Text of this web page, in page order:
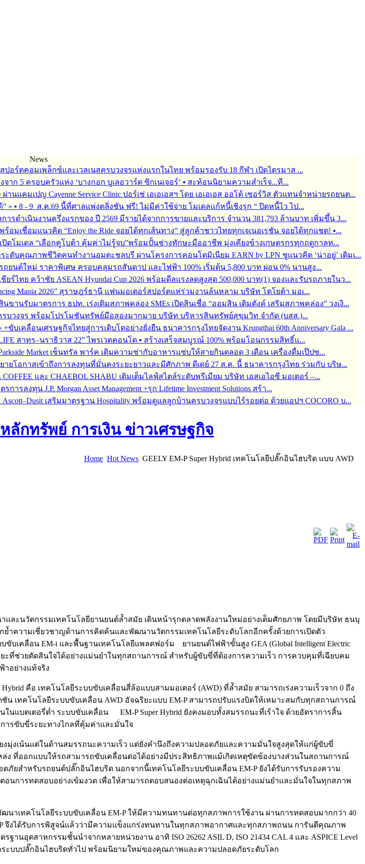
News
สปอร์ตคอมเพล็กซ์และเวลเนสครบวงจรแห่งแรกในไทย พร้อมรองรับ 18 กีฬา เปิดไตรมาส ...
จาก 5 ครอบครัวแห่ง ‘บางกอก บูเลอวาร์ด ซิกเนเจอร์’ ▪︎ สะท้อนนิยามความสำเร็จ...ที...
ผ่านแคมเปญ Cayenne Service Clinic ปอร์เช่ เอเอเอสฯ โดย เอเอเอส ออโต้ เซอร์วิส ตัวแทนจำหน่ายรถยนต...
” » ▪︎ 8 - 9 ส.ค.69 นี้ที่ศาลแพ่งตลิ่งชัน ฟรี! ไม่มีค่าใช้จ่าย โมเดลแก้หนี้เชิงรุก “ ปิดหนี้ไว ไป...
การดำเนินงานครึ่งแรกของ ปี 2569 มีรายได้จากการขายและบริการ จำนวน 381,793 ล้านบาท เพิ่มขึ้น 3...
ร้อมเชื่อมแนวคิด “Enjoy the Ride จอยได้ทุกเส้นทาง” สู่ลูกค้าชาวไทยทุกเจเนอเรชัน จอยได้ทุกแชต! ▪...
เปิดโมเดล “เลือกคูโบต้า คุ้มค่าไม่รู้จบ”พร้อมปั้นช่างทักษะมืออาชีพ มุ่งเคียงข้างเกษตรกรทุกฤดูกาลท...
ระดับคุณภาพชีวิตคนทำงานอมตะชลบุรี ผ่านโครงการคอนโดมิเนียม EARN by LPN ชูแนวคิด ‘น่าอยู่’ เติมเ...
ยนต์ใหม่ ราคาพิเศษ ครอบคลุมรถสันดาป และไฟฟ้า 100% เริ่มต้น 5,800 บาท ผ่อน 0% นานสูง...
ชียร์ไทย คว้าชัย ASEAN Hyundai Cup 2026 พร้อมดีลแรงลดสูงสุด 500,000 บาท(1) จองและรับรถภายในว...
Mania 2026” สุราษฎร์ธานี แฟนมอเตอร์สปอร์ตแห่ร่วมงานล้นหลาม บริษัท โตโยต้า มอเ...
นขานรับมาตรการ ธปท. เร่งเติมสภาพคล่อง SMEs เปิดสินเชื่อ “ออมสิน เติมตังค์ เสริมสภาพคล่อง” วงเงิ...
รบวงจร พร้อมโปรโมชันทรัพย์มือสองมากมาย บริษัท บริหารสินทรัพย์สุขุมวิท จำกัด (บสส.)...
+ขับเคลื่อนเศรษฐกิจไทยสู่การเติบโตอย่างยั่งยืน ธนาคารกรุงไทยจัดงาน Krungthai 60th Anniversary Gala ...
สาทร–นราธิวาส 22” ไพรเวตคอนโด ▪︎ สร้างเสร็จสมบูรณ์ 100% พร้อมโอนกรรมสิทธิ์แ...
Market เซ็นทรัล พาร์ค เติมความซ่ากับอาหารแซ่บให้สายกินตลอด 3 เดือน เครื่องดื่มเป๊ปซ...
ายโอกาสเข้าถึงการลงทุนที่มั่นคงระยะยาวและมีศักภาพ ดีเดย์ 27 ส.ค. นี้ ธนาคารกรุงไทย ร่วมกับ บริษ...
COFFEE และ CHAEBOL SHABU เติมเต็มไลฟ์สไตล์ระดับพรีเมียม บริษัท เอสเอไอซี มอเตอร์ –...
ารลงทุน J.P. Morgan Asset Management +รุก Lifetime Investment Solutions สร้า...
Ascott–Dusit เสริมมาตรฐาน Hospitality พร้อมดูแลลูกบ้านครบวงจรแบบไร้รอยต่อ ด้วยแอปฯ COCORO บ...
Home Hot News GEELY EM-P Super Hybrid เทคโนโลยีปลั๊กอินไฮบริด แบบ AWD
ละนวัตกรรมเทคโนโลยียานยนต์ล้ำสมัย เดินหน้ารุกตลาดพลังงานใหม่อย่างเต็มศักยภาพ โดยมีบริษัท ธนบุ
ย้ำความเชี่ยวชาญด้านการคิดค้นและพัฒนานวัตกรรมเทคโนโลยีระดับโลกอีกครั้งด้วยการเปิดตัว
บเคลื่อน EM-i และพื้นฐานเทคโนโลยีแพลตฟอร์ม ยานยนต์ไฟฟ้าขั้นสูง GEA (Global Intelligent Electric
ะที่ช่วยตัดสินใจได้อย่างแม่นยำในทุกสถานการณ์ สำหรับผู้ขับขี่ที่ต้องการความเร็ว การควบคุมที่เฉียบคม
อย่างแท้จริง
คือ เทคโนโลยีระบบขับเคลื่อนสี่ล้อแบบสามมอเตอร์ (AWD) ที่ล้ำสมัย สามารถเร่งความเร็วจาก 0 ถึง
น เทคโนโลยีระบบขับเคลื่อน AWD อัจฉริยะแบบ EM-P สามารถปรับแรงบิดให้เหมาะสมกับทุกสถานการณ์
บตเตอรี่ต่ำ ระบบขับเคลื่อน EM-P Super Hybrid ยังคงมอบทั้งสมรรถนะที่เร้าใจ ด้วยอัตราการสิ้น
การขับขี่ระยะทางไกลที่คุ้มค่าและมั่นใจ
งเน้นแต่ในด้านสมรรถนะความเร็ว แต่ยังคำนึงถึงความปลอดภัยและความมั่นใจสูงสุดให้แก่ผู้ขับขี่
ง ที่ออกแบบให้รถสามารถขับเคลื่อนต่อได้อย่างมีประสิทธิภาพแม้เกิดเหตุขัดข้องบางส่วนในสถานการณ์
ยสำหรับรถยนต์ปลั๊กอินไฮบริด นอกจากนี้เทคโนโลยีระบบขับเคลื่อน EM-P ยังได้รับการรับรองความ
การทดสอบอย่างเข้มงวด เพื่อให้สามารถตอบสนองต่อเหตุฉุกเฉินได้อย่างแม่นยำและมั่นใจในทุกสภาพ
นาเทคโนโลยีระบบขับเคลื่อน EM-P ให้มีความทนทานต่อทุกสภาพการใช้งาน ผ่านการทดสอบมากกว่า 40
จึงได้รับการพิสูจน์แล้วว่ามีความแข็งแกร่งทนทานในทุกสภาพอากาศและทุกสภาพถนน การันตีคุณภาพ
านอุตสาหกรรมชั้นนำจากหลายหน่วยงาน อาทิ ISO 26262 ASIL D, ISO 21434 CAL 4 และ ASPICE Level
ระบบปลั๊กอินไฮบริดทั่วไป พร้อมนิยามใหม่ของคุณภาพและความปลอดภัยระดับโลก